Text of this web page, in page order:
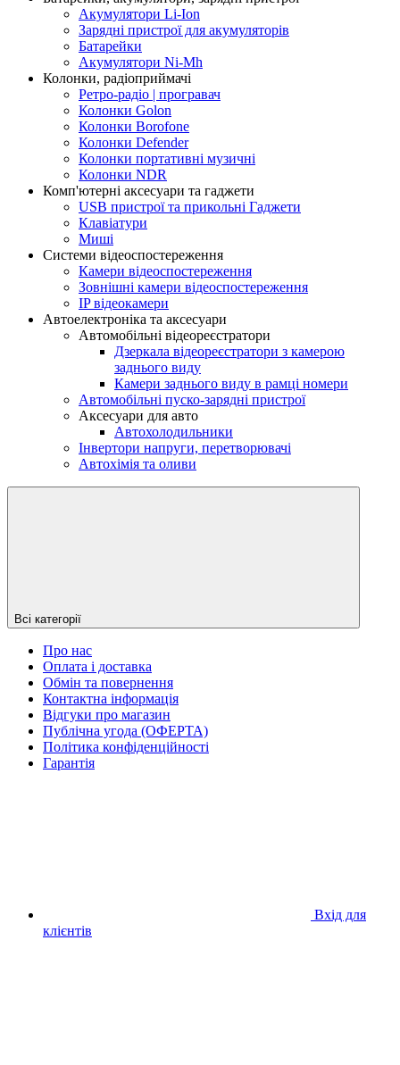
Акумулятори Li-Ion
Зарядні пристрої для акумуляторів
Батарейки
Акумулятори Ni-Mh
Колонки, радіоприймачі
Ретро-радіо | програвач
Колонки Golon
Колонки Borofone
Колонки Defender
Колонки портативні музичні
Колонки NDR
Комп'ютерні аксесуари та гаджети
USB пристрої та прикольні Гаджети
Клавіатури
Миші
Системи відеоспостереження
Камери відеоспостереження
Зовнішні камери відеоспостереження
IP відеокамери
Автоелектроніка та аксесуари
Автомобільні відеореєстратори
Дзеркала відеореєстратори з камерою
заднього виду
Камери заднього виду в рамці номери
Автомобільні пуско-зарядні пристрої
Аксесуари для авто
Автохолодильники
Інвертори напруги, перетворювачі
Автохімія та оливи
Всі категорії
Про нас
Оплата і доставка
Обмін та повернення
Контактна інформація
Відгуки про магазин
Публічна угода (ОФЕРТА)
Політика конфіденційності
Гарантія
Вхід для
клієнтів